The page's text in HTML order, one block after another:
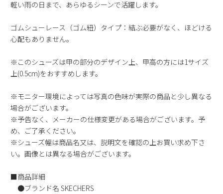
軽い雨の日まで、あらゆるシーンで活躍します。
ゴムシューレース（ゴム紐）タイプ：結ぶ必要がなく、ほどける
心配もありません。
※このシューズは甲の部分のデザイン上、甲高の方には1サイズ
上(0.5cm)をおすすめします。
※モニター環境によっては写真の色味が実際の商品と少し異なる
場合がございます。
※予告なく、メーカーの仕様変更がある場合がございます。予
め、ご了承ください。
※シューズ幅は商品名又は、説明文を確認の上お買い求め下さ
い。画像とは異なる場合がございます。
■商品詳細
●ブランド名 SKECHERS